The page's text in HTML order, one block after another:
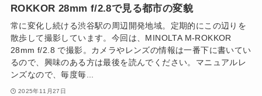
ROKKOR 28mm f/2.8で見る都市の変貌
常に変化し続ける渋谷駅の周辺開発地域。定期的にこの辺りを
散歩して撮影しています。今回は、MINOLTA M-ROKKOR
28mm f/2.8 で撮影。カメラやレンズの情報は一番下に書いてい
るので、興味のある方は最後を読んでください。マニュアルレ
ンズなので、毎度毎...
2025年11月27日